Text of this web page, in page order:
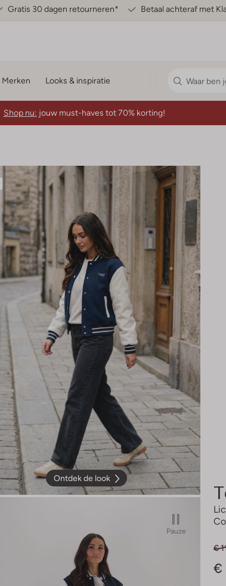
Gratis 30 dagen retourneren* Betaal achteraf met
Merken Looks & inspiratie
Shop nu: jouw must-haves tot 70% korting!
Ontdek de look
Pauze
€
€